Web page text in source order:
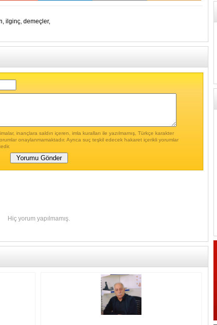
ilginç, demeçler,
inançlara saldırı içeren, imla kuralları ile yazılmamış, Türkçe karakter
onaylanmamaktadır. Ayrıca suç teşkil edecek hakaret içerikli yorumlar
Hiç yorum yapılmamış.